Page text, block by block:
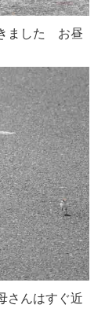
ました お昼
さんはすぐ近